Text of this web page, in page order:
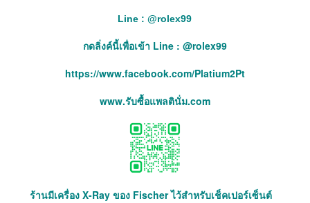
Line : @rolex99
กดลิ่งค์นี้เพื่อเข้า Line : @rolex99
https://www.facebook.com/Platium2Pt
www.รับซื้อแพลตินั่ม.com
ร้านมีเครื่อง X-Ray ของ Fischer ไว้สำหรับเช็คเปอร์เซ็นต์